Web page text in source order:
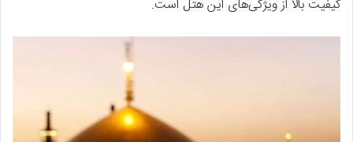
کیفیت بالا از ویژگی‌های این هتل است.